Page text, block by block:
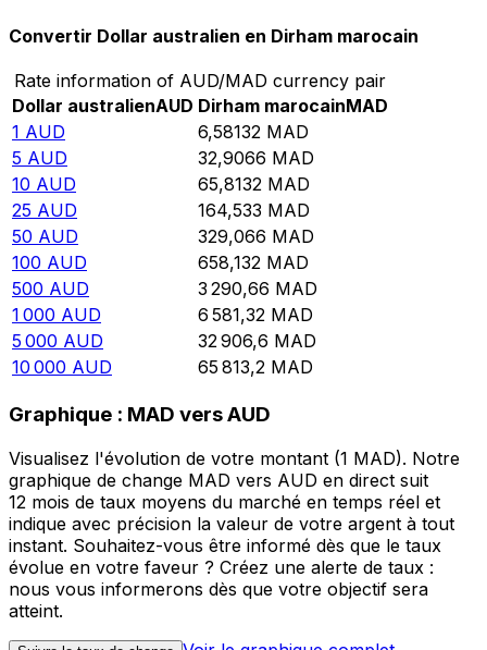
Convertir Dollar australien en Dirham marocain
Rate information of AUD/MAD currency pair
Dollar australienAUD Dirham marocainMAD
1 AUD 6,58132 MAD
5 AUD 32,9066 MAD
10 AUD 65,8132 MAD
25 AUD 164,533 MAD
50 AUD 329,066 MAD
100 AUD 658,132 MAD
500 AUD 3 290,66 MAD
1 000 AUD 6 581,32 MAD
5 000 AUD 32 906,6 MAD
10 000 AUD 65 813,2 MAD
Graphique : MAD vers AUD
Visualisez l'évolution de votre montant (1 MAD). Notre
graphique de change MAD vers AUD en direct suit
12 mois de taux moyens du marché en temps réel et
indique avec précision la valeur de votre argent à tout
instant. Souhaitez-vous être informé dès que le taux
évolue en votre faveur ? Créez une alerte de taux :
nous vous informerons dès que votre objectif sera
atteint.